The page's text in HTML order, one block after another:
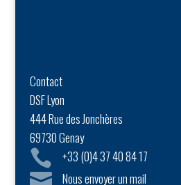
Contact
DSF Lyon
444 Rue des Jonchères
69730 Genay
 +33 (0)4 37 40 84 17
 Nous envoyer un mail